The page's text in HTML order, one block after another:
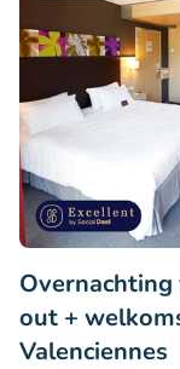
out +
Valenciennes